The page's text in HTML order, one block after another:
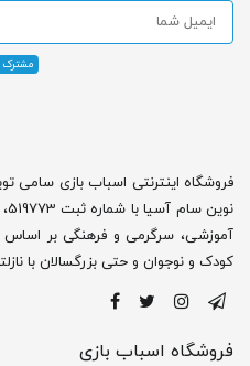
فروشگاه اینترنتی اسباب بازی سامی
آموزشی، سرگرمی و فرهنگی بر اساس
کودک و نوجوان و حتی بزرگسالان با
فروشگاه اسباب بازی